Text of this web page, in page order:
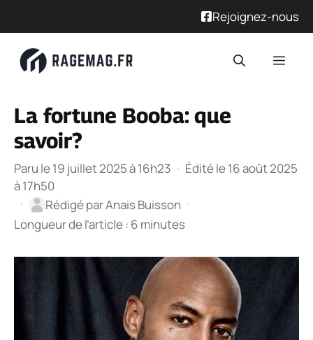
Rejoignez-nous
La fortune Booba: que
savoir?
Paru le 19 juillet 2025 à 16h23 · Édité le 16 août 2025
à 17h50
·
Rédigé parAnais Buisson ·
Longueur de l’article : 6 minutes